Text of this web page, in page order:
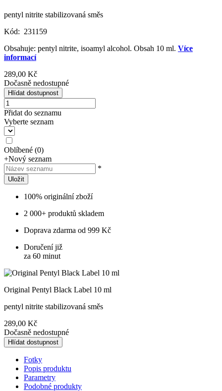
pentyl nitrite stabilizovaná směs
Kód: 231159
Obsahuje: pentyl nitrite, isoamyl alcohol. Obsah 10 ml. Více
informací
289,00 Kč
Dočasně nedostupné
Hlídat dostupnost
Přidat do seznamu
Vyberte seznam
Oblíbené (0)
+Nový seznam
*
Uložit
100% originální zboží
2 000+ produktů skladem
Doprava zdarma od 999 Kč
Doručení již
za 60 minut
Original Pentyl Black Label 10 ml
pentyl nitrite stabilizovaná směs
289,00 Kč
Dočasně nedostupné
Hlídat dostupnost
Fotky
Popis produktu
Parametry
Podobné produkty